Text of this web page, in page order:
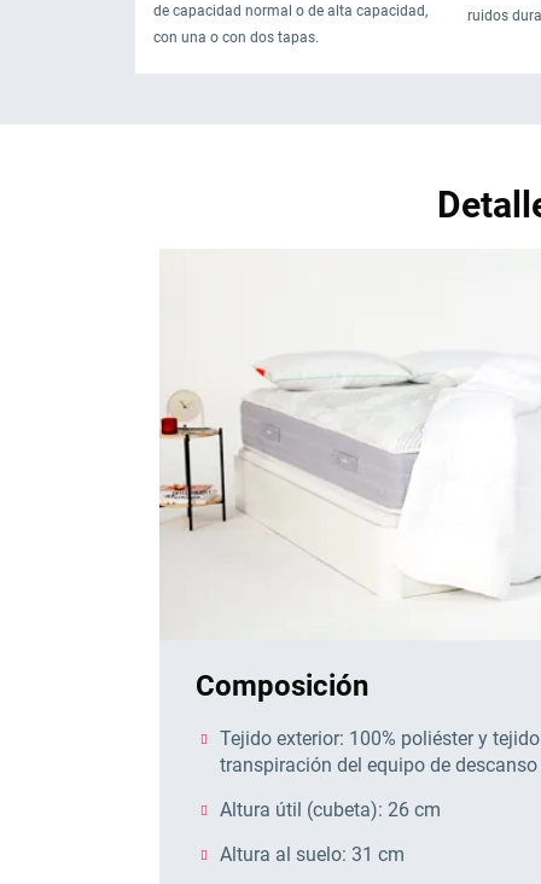
de capacidad normal o de alta capacidad,
con una o con dos tapas.
ruidos
Composición
Tejido exterior: 100% poliéster y
transpiración del equipo de descanso
Altura útil (cubeta): 26 cm
Altura al suelo: 31 cm